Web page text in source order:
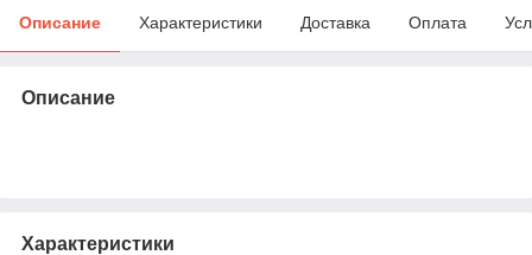
Описание Характеристики Доставка Оплата
Описание
Характеристики